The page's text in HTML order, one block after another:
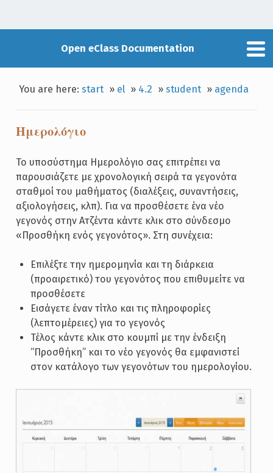
Open eClass Documentation
You are here:start » el » 4.2 »student » agenda
Ημερολόγιο
Το υποσύστημα Ημερολόγιο σας επιτρέπει να
παρουσιάζετε με χρονολογική σειρά τα γεγονότα
σταθμοί του μαθήματος (διαλέξεις, συναντήσεις,
αξιολογήσεις, κλπ). Για να προσθέσετε ένα νέο
γεγονός στην Ατζέντα κάντε κλικ στο σύνδεσμο
«Προσθήκη ενός γεγονότος». Στη συνέχεια:
Επιλέξτε την ημερομηνία και τη διάρκεια
(προαιρετικό) του γεγονότος που επιθυμείτε να
προσθέσετε
Εισάγετε έναν τίτλο και τις πληροφορίες
(λεπτομέρειες) για το γεγονός
Τέλος κάντε κλικ στο κουμπί με την ένδειξη
“Προσθήκη” και το νέο γεγονός θα εμφανιστεί
στον κατάλογο των γεγονότων του ημερολογίου.